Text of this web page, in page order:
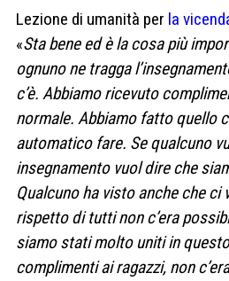
Lezione di umanità per la
«Sta bene ed è la cosa più
ognuno ne tragga
c’è. Abbiamo ricevuto
normale. Abbiamo fatto quello
automatico fare. Se qualcuno
insegnamento vuol dire che
Qualcuno ha visto anche che ci
rispetto di tutti non c’era
siamo stati molto uniti in
complimenti ai ragazzi, non